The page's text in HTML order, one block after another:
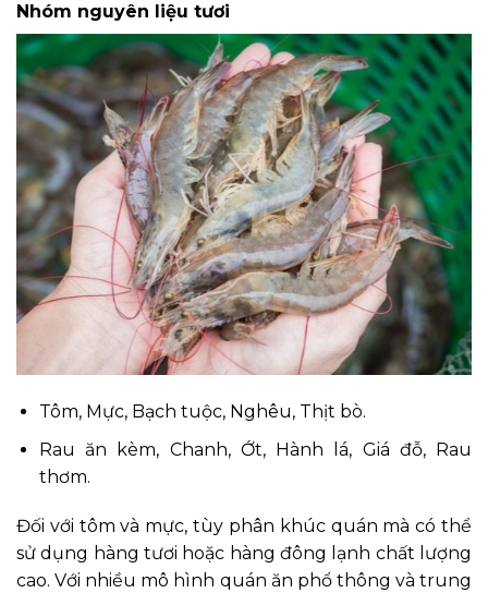
Nhóm nguyên liệu tươi
Tôm, Mực, Bạch tuộc, Nghêu, Thịt bò.
Rau ăn kèm, Chanh, Ớt, Hành lá, Giá đỗ, Rau
thơm.
Đối với tôm và mực, tùy phân khúc quán mà có thể
sử dụng hàng tươi hoặc hàng đông lạnh chất lượng
cao. Với nhiều mô hình quán ăn phổ thông và trung